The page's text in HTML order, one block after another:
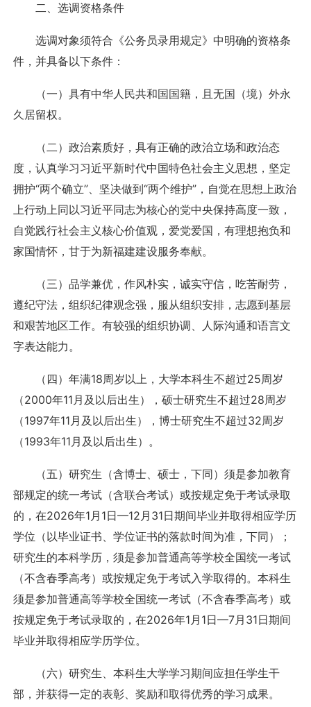
二、选调资格条件
选调对象须符合《公务员录用规定》中明确的资格条
件，并具备以下条件：
（一）具有中华人民共和国国籍，且无国（境）外永
久居留权。
（二）政治素质好，具有正确的政治立场和政治态
度，认真学习习近平新时代中国特色社会主义思想，坚定
拥护“两个确立”、坚决做到“两个维护”，自觉在思想上政治
上行动上同以习近平同志为核心的党中央保持高度一致，
自觉践行社会主义核心价值观，爱党爱国，有理想抱负和
家国情怀，甘于为新福建建设服务奉献。
（三）品学兼优，作风朴实，诚实守信，吃苦耐劳，
遵纪守法，组织纪律观念强，服从组织安排，志愿到基层
和艰苦地区工作。有较强的组织协调、人际沟通和语言文
字表达能力。
（四）年满18周岁以上，大学本科生不超过25周岁
（2000年11月及以后出生），硕士研究生不超过28周岁
（1997年11月及以后出生），博士研究生不超过32周岁
（1993年11月及以后出生）。
（五）研究生（含博士、硕士，下同）须是参加教育
部规定的统一考试（含联合考试）或按规定免于考试录取
的，在2026年1月1日—12月31日期间毕业并取得相应学历
学位（以毕业证书、学位证书的落款时间为准，下同）；
研究生的本科学历，须是参加普通高等学校全国统一考试
（不含春季高考）或按规定免于考试入学取得的。本科生
须是参加普通高等学校全国统一考试（不含春季高考）或
按规定免于考试录取的，在2026年1月1日—7月31日期间
毕业并取得相应学历学位。
（六）研究生、本科生大学学习期间应担任学生干
部，并获得一定的表彰、奖励和取得优秀的学习成果。